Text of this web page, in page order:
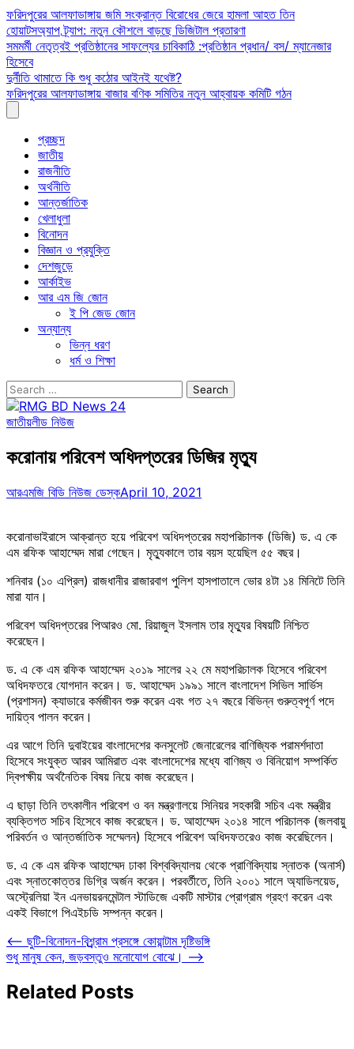
Skip
to
content
ফরিদপুরের আলফাডাঙ্গায় জমি সংক্রান্ত বিরোধের জেরে হামলা আহত তিন
হোয়াটসঅ্যাপ ট্র্যাপ: নতুন কৌশলে বাড়ছে ডিজিটাল প্রতারণা
সমমর্মী নেতৃত্বই প্রতিষ্ঠানের সাফল্যের চাবিকাঠি :প্রতিষ্ঠান প্রধান/ বস/ ম্যানেজার
হিসেবে
দুর্নীতি থামাতে কি শুধু কঠোর আইনই যথেষ্ট?
ফরিদপুরের আলফাডাঙ্গায় বাজার বণিক সমিতির নতুন আহ্বায়ক কমিটি গঠন
প্রচ্ছদ
জাতীয়
রাজনীতি
অর্থনীতি
আন্তর্জাতিক
খেলাধুলা
বিনোদন
বিজ্ঞান ও প্রযুক্তি
দেশজুড়ে
আর্কাইভ
আর এম জি জোন
ই পি জেড জোন
অন্যান্য
ভিন্ন ধরণ
ধর্ম ও শিক্ষা
Search
for:
জাতীয়লীড নিউজ
করোনায় পরিবেশ অধিদপ্তরের ডিজির মৃত্যু
আরএমজি বিডি নিউজ ডেস্কApril 10, 2021
করোনাভাইরাসে আক্রান্ত হয়ে পরিবেশ অধিদপ্তরের মহাপরিচালক (ডিজি) ড. এ কে
এম রফিক আহাম্মেদ মারা গেছেন। মৃত্যুকালে তার বয়স হয়েছিল ৫৫ বছর।
শনিবার (১০ এপ্রিল) রাজধানীর রাজারবাগ পুলিশ হাসপাতালে ভোর ৪টা ১৪ মিনিটে তিনি
মারা যান।
পরিবেশ অধিদপ্তরের পিআরও মো. রিয়াজুল ইসলাম তার মৃত্যুর বিষয়টি নিশ্চিত
করেছেন।
ড. এ কে এম রফিক আহাম্মেদ ২০১৯ সালের ২২ মে মহাপরিচালক হিসেবে পরিবেশ
অধিদফতরে যোগদান করেন। ড. আহাম্মেদ ১৯৯১ সালে বাংলাদেশ সিভিল সার্ভিস
(প্রশাসন) ক্যাডারে কর্মজীবন শুরু করেন এবং গত ২৭ বছরে বিভিন্ন গুরুত্বপূর্ণ পদে
দায়িত্ব পালন করেন।
এর আগে তিনি দুবাইয়ের বাংলাদেশের কনসুলেট জেনারেলের বাণিজ্যিক পরামর্শদাতা
হিসেবে সংযুক্ত আরব আমিরাত এবং বাংলাদেশের মধ্যে বাণিজ্য ও বিনিয়োগ সম্পর্কিত
দ্বিপক্ষীয় অর্থনৈতিক বিষয় নিয়ে কাজ করেছেন।
এ ছাড়া তিনি তৎকালীন পরিবেশ ও বন মন্ত্রণালয়ে সিনিয়র সহকারী সচিব এবং মন্ত্রীর
ব্যক্তিগত সচিব হিসেবে কাজ করেছেন। ড. আহাম্মেদ ২০১৪ সালে পরিচালক (জলবায়ু
পরিবর্তন ও আন্তর্জাতিক সম্মেলন) হিসেবে পরিবেশ অধিদফতরেও কাজ করেছিলেন।
ড. এ কে এম রফিক আহাম্মেদ ঢাকা বিশ্ববিদ্যালয় থেকে প্রাণিবিদ্যায় স্নাতক (অনার্স)
এবং স্নাতকোত্তর ডিগ্রি অর্জন করেন। পরবর্তীতে, তিনি ২০০১ সালে অ্যাডিলয়েড,
অস্ট্রেলিয়া ইন এনভায়রনমেন্টাল স্টাডিজে একটি মাস্টার প্রোগ্রাম গ্রহণ করেন এবং
একই বিভাগে পিএইচডি সম্পন্ন করেন।
Post
navigation
⟵ ছুটি-বিনোদন-বিশ্র্র্র্রাম প্রসঙ্গে কোয়ান্টাম দৃষ্টিভঙ্গি
শুধু মানুষ কেন, জড়বস্তুও মনোযোগ বোঝে। ⟶
Related Posts